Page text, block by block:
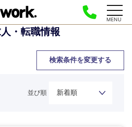
MENU
・転職情報
検索条件を変更する
並び順